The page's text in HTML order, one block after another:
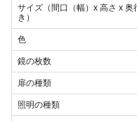
サイズ（間口（幅）x 高さ x 奥
き）
色
鏡の枚数
扉の種類
照明の種類